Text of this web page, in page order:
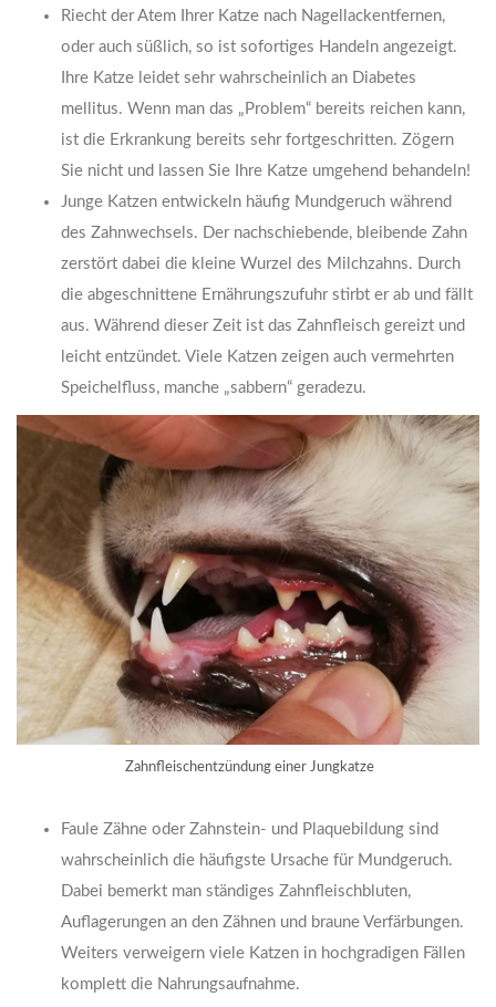
Riecht der Atem Ihrer Katze nach Nagellackentfernen,
oder auch süßlich, so ist sofortiges Handeln angezeigt.
Ihre Katze leidet sehr wahrscheinlich an Diabetes
mellitus. Wenn man das „Problem“ bereits reichen kann,
ist die Erkrankung bereits sehr fortgeschritten. Zögern
Sie nicht und lassen Sie Ihre Katze umgehend behandeln!
Junge Katzen entwickeln häufig Mundgeruch während
des Zahnwechsels. Der nachschiebende, bleibende Zahn
zerstört dabei die kleine Wurzel des Milchzahns. Durch
die abgeschnittene Ernährungszufuhr stirbt er ab und fällt
aus. Während dieser Zeit ist das Zahnfleisch gereizt und
leicht entzündet. Viele Katzen zeigen auch vermehrten
Speichelfluss, manche „sabbern“ geradezu.
Zahnfleischentzündung einer Jungkatze
Faule Zähne oder Zahnstein- und Plaquebildung sind
wahrscheinlich die häufigste Ursache für Mundgeruch.
Dabei bemerkt man ständiges Zahnfleischbluten,
Auflagerungen an den Zähnen und braune Verfärbungen.
Weiters verweigern viele Katzen in hochgradigen Fällen
komplett die Nahrungsaufnahme.